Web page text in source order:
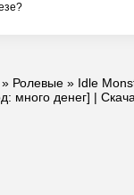
» Ролевые » Idle
много денег] |